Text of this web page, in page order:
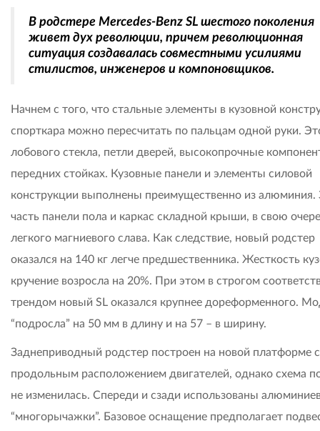
В родстере Mercedes-Benz SL шестого поколения
живет дух революции, причем революционная
ситуация создавалась совместными усилиями
стилистов, инженеров и компоновщиков.
Начнем с того, что стальные элементы в кузовной
спорткара можно пересчитать по пальцам одной руки.
лобового стекла, петли дверей, высокопрочные
передних стойках. Кузовные панели и элементы силовой
конструкции выполнены преимущественно из алюминия.
часть панели пола и каркас складной крыши, в свою
легкого магниевого слава. Как следствие, новый родстер
оказался на 140 кг легче предшественника. Жесткость
кручение возросла на 20%. При этом в строгом
трендом новый SL оказался крупнее дореформенного.
“подросла” на 50 мм в длину и на 57 – в ширину.
Заднеприводный родстер построен на новой платформе с
продольным расположением двигателей, однако схема
не изменилась. Спереди и сзади использованы
“многорычажки”. Базовое оснащение предполагает